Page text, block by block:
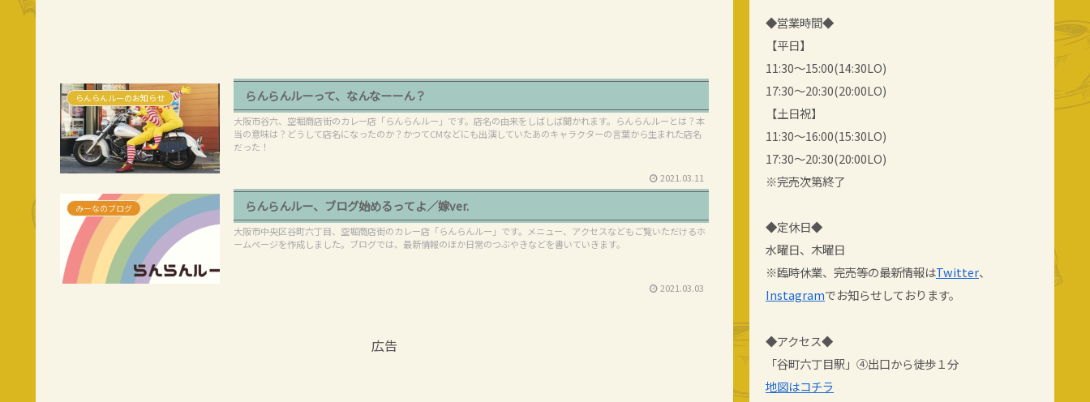
らんらんルーのお知らせ らんらんルーって、なんなーーん？
大阪市谷六、空堀商店街のカレー店「らんらんルー」です。店名の由来をしばしば聞かれます。らんらんルーとは？本
当の意味は？どうして店名になったのか？かつてCMなどにも出演していたあのキャラクターの言葉から生まれた店名
だった！
2021.03.11
みーなのブログ らんらんルー、ブログ始めるってよ／嫁ver.
大阪市中央区谷町六丁目、空堀商店街のカレー店「らんらんルー」です。メニュー、アクセスなどもご覧いただけるホ
ームページを作成しました。ブログでは、最新情報のほか日常のつぶやきなどを書いていきます。
2021.03.03
広告
◆営業時間◆
【平日】
11:30～15:00(14:30LO)
17:30～20:30(20:00LO)
【土日祝】
11:30～16:00(15:30LO)
17:30～20:30(20:00LO)
※完売次第終了
◆定休日◆
水曜日、木曜日
※臨時休業、完売等の最新情報はTwitter、
Instagramでお知らせしております。
◆アクセス◆
「谷町六丁目駅」④出口から徒歩１分
地図はコチラ